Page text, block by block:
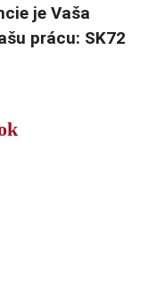
je Vaša
prácu: SK72